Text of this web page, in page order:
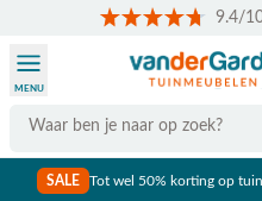
9.4/
Search
MENU
SALE Tot wel 50% korting op